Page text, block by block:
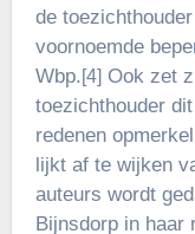
de
voornoemde
Wbp.[4]Ook zet
toezichthouder
redenen
lijkt af te wijken
auteurs wordt
Bijnsdorp in haar